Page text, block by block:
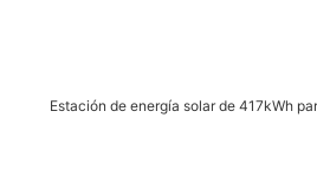
Estación de energía solar de 417kWh